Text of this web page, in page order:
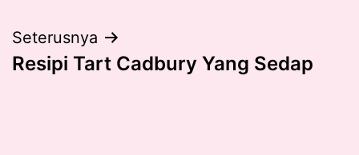
Seterusnya
Resipi Tart Cadbury Yang Sedap